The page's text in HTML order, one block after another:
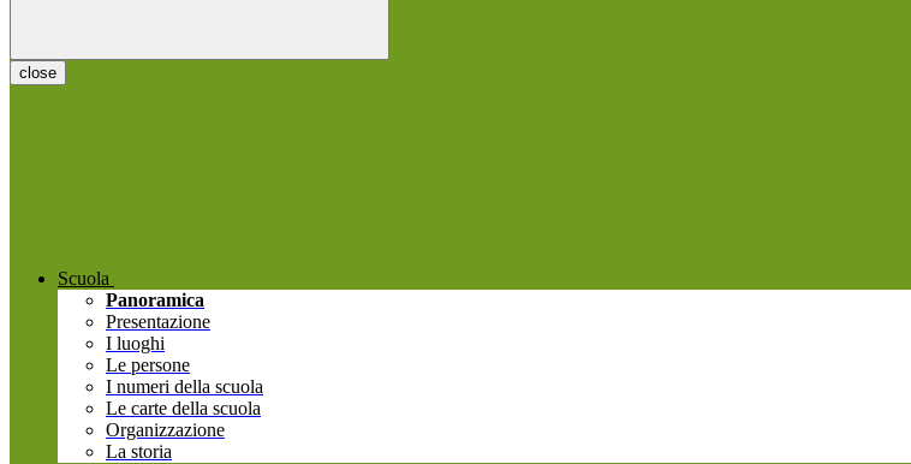
close
Scuola
Panoramica
Presentazione
I luoghi
Le persone
I numeri della scuola
Le carte della scuola
Organizzazione
La storia